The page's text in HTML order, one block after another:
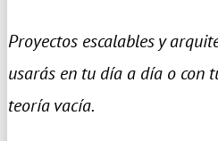
Proyectos escalables y
usarás en tu día a día o con
teoría vacía.